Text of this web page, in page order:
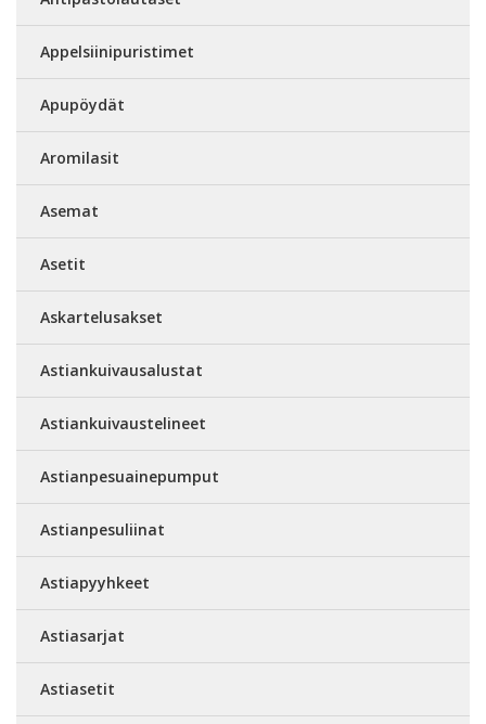
Appelsiinipuristimet
Apupöydät
Aromilasit
Asemat
Asetit
Askartelusakset
Astiankuivausalustat
Astiankuivaustelineet
Astianpesuainepumput
Astianpesuliinat
Astiapyyhkeet
Astiasarjat
Astiasetit